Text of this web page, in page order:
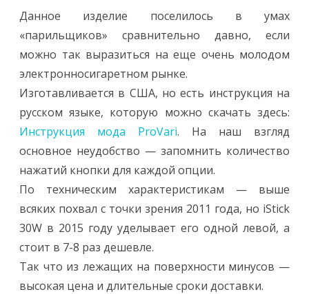
Данное изделие поселилось в умах
«парильщиков» сравнительно давно, если
можно так выразиться на еще очень молодом
электронносигаретном рынке.
Изготавливается в США, но есть инструкция на
русском языке, которую можно скачать здесь:
Инструкция мода ProVari. На наш взгляд
основное неудобство — запомнить количество
нажатий кнопки для каждой опции.
По техническим характеристикам — выше
всяких похвал с точки зрения 2011 года, но iStick
30W в 2015 году уделывает его одной левой, а
стоит в 7-8 раз дешевле.
Так что из лежащих на поверхности минусов —
высокая цена и длительные сроки доставки.